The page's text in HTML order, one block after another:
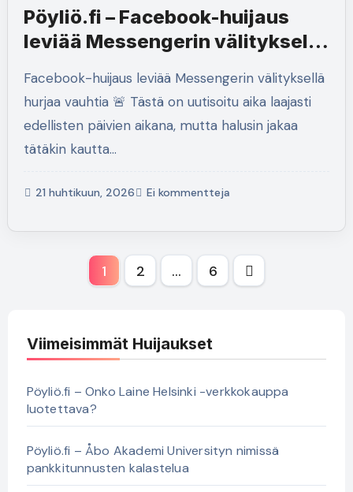
Pöyliö.fi – Facebook-huijaus
leviää Messengerin välityksellä
Facebook-huijaus leviää Messengerin välityksellä
hurjaa vauhtia 🚨 Tästä on uutisoitu aika laajasti
edellisten päivien aikana, mutta halusin jakaa
tätäkin kautta…
21 huhtikuun, 2026 Ei kommentteja
Artikkelien
1 2 … 6
Viimeisimmät Huijaukset
Pöyliö.fi – Onko Laine Helsinki -verkkokauppa
luotettava?
Pöyliö.fi – Åbo Akademi Universityn nimissä
pankkitunnusten kalastelua